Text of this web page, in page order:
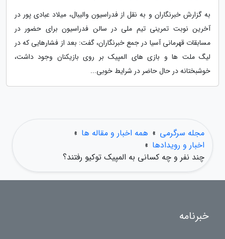
به گزارش خبرنگاران و به نقل از فدراسیون والیبال، میلاد عبادی پور در
آخرین نوبت تمرینی تیم ملی در سالن فدراسیون برای حضور در
مسابقات قهرمانی آسیا در جمع خبرنگاران، گفت: بعد از فشارهایی که در
لیگ ملت ها و بازی های المپیک بر روی بازیکنان وجود داشت،
خوشبختانه در حال حاضر در شرایط خوبی...
مجله سرگرمی » همه اخبار و مقاله ها »
اخبار و رویدادها »
چند نفر و چه کسانی به المپیک توکیو رفتند؟
خبرنامه